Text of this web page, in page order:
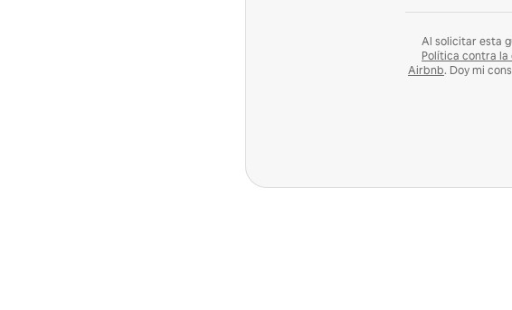
Al solicitar esta
Política contra
Airbnb. Doy mi